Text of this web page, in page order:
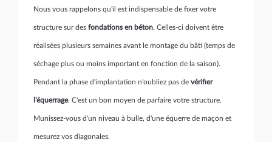
Nous vous rappelons qu'il est indispensable de fixer votre
structure sur des fondations en béton. Celles-ci doivent être
réalisées plusieurs semaines avant le montage du bâti (temps de
séchage plus ou moins important en fonction de la saison).
Pendant la phase d'implantation n'oubliez pas de vérifier
l'équerrage. C'est un bon moyen de parfaire votre structure.
Munissez-vous d'un niveau à bulle, d'une équerre de maçon et
mesurez vos diagonales.